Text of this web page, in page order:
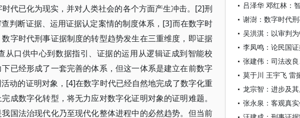
代已化为现实，并对人类社会的各个方面产生冲击。[2]刑
判断证据、运用证据认定案情的制度体系，[3]而在数字时
字时代刑事证据制度的转型趋势发生在三重维度，即证据
从口供中心到数据指引、证据的运用从逻辑证成到智能校
已经形成了一套完善的体系，但这一体系是建立在前数字
动的证明对象，[4]在数字时代已经自然地完成了数字化重
成数字化转型，将无力应对数字化证明对象的证明难题。
国法治现代化乃至现代化整体进程中的必然趋势。但当前
张建伟：司法改